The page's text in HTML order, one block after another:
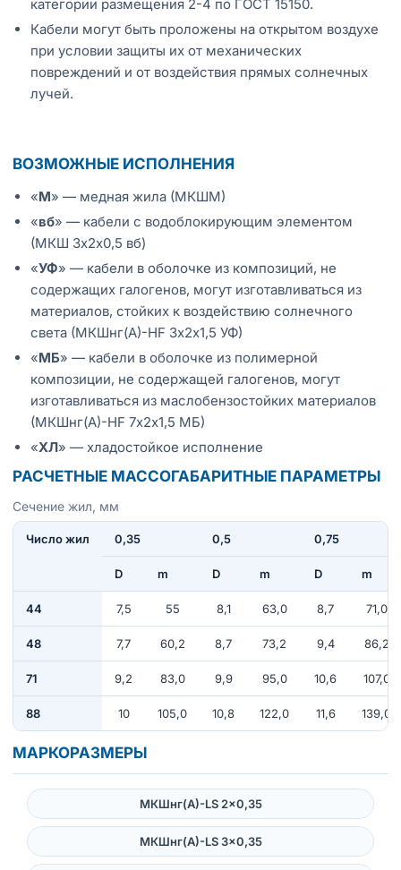
категории размещения 2-4 по ГОСТ 15150.
Кабели могут быть проложены на открытом воздухе
при условии защиты их от механических
повреждений и от воздействия прямых солнечных
лучей.
ВОЗМОЖНЫЕ ИСПОЛНЕНИЯ
«М» — медная жила (МКШМ)
«вб» — кабели с водоблокирующим элементом
(МКШ 3х2х0,5 вб)
«УФ» — кабели в оболочке из композиций, не
содержащих галогенов, могут изготавливаться из
материалов, стойких к воздействию солнечного
света (МКШнг(А)-HF 3х2х1,5 УФ)
«МБ» — кабели в оболочке из полимерной
композиции, не содержащей галогенов, могут
изготавливаться из маслобензостойких материалов
(МКШнг(А)-HF 7х2х1,5 МБ)
«ХЛ» — хладостойкое исполнение
РАСЧЕТНЫЕ МАССОГАБАРИТНЫЕ ПАРАМЕТРЫ
Сечение жил, мм
Число жил 0,35 0,5 0,75
D m D m D m
44 7,5 55 8,1 63,0 8,7 71,0
48 7,7 60,2 8,7 73,2 9,4 86,2
71 9,2 83,0 9,9 95,0 10,6 107,0
88 10 105,0 10,8 122,0 11,6 139,0
МАРКОРАЗМЕРЫ
МКШнг(А)-LS 2×0,35
МКШнг(А)-LS 3×0,35